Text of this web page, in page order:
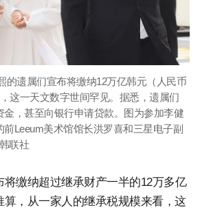
的遗属们宣布将缴纳12万亿韩元（人民币
这一天文数字世间罕见。据悉，遗属们
金，甚至向银行申请贷款。图为参加李健
Leeum美术馆馆长洪罗喜和三星电子副
联社
缴纳超过继承财产一半的12万多亿
，从一家人的继承税规模来看，这